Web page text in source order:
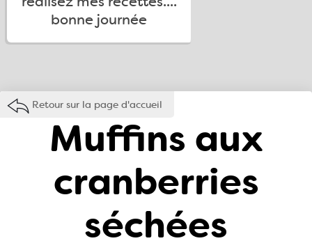
bonne journée
Retour sur la page d'accueil
Muffins aux
cranberries
séchées